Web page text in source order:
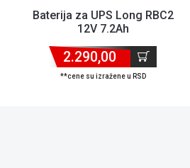
Baterija za UPS Long RBC2
12V 7.2Ah
2.290,00
**cene su izražene u RSD